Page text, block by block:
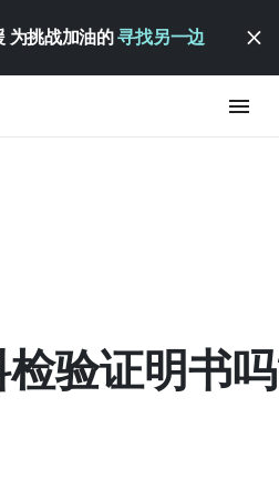
为挑战加油的寻找另一边
验证明书